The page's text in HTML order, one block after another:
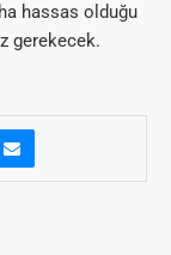
hassas olduğu
gerekecek.